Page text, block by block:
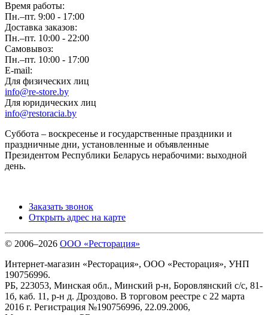
Время работы:
Пн.–пт. 9:00 - 17:00
Доставка заказов:
Пн.–пт. 10:00 - 22:00
Самовывоз:
Пн.–пт. 10:00 - 17:00
E-mail:
Для физических лиц
info@re-store.by
Для юридических лиц
info@restoracia.by
Суббота – воскресенье и государственные праздники и
праздничные дни, установленные и объявленные
Президентом Республики Беларусь нерабочими: выходной
день.
Заказать звонок
Открыть адрес на карте
© 2006–2026 ООО «Ресторация»
Интернет-магазин «Ресторация», ООО «Ресторация», УНП
190756996.
РБ, 223053, Минская обл., Минский р-н, Боровлянский с/с, 81-
1б, каб. 11, р-н д. Дроздово. В торговом реестре с 22 марта
2016 г. Регистрация №190756996, 22.09.2006,